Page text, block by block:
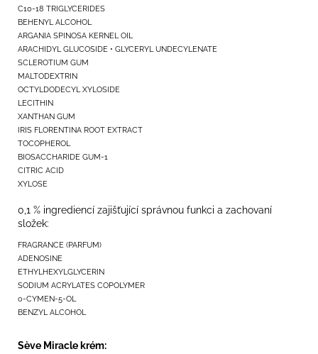
C10-18 TRIGLYCERIDES
BEHENYL ALCOHOL
ARGANIA SPINOSA KERNEL OIL
ARACHIDYL GLUCOSIDE • GLYCERYL UNDECYLENATE
SCLEROTIUM GUM
MALTODEXTRIN
OCTYLDODECYL XYLOSIDE
LECITHIN
XANTHAN GUM
IRIS FLORENTINA ROOT EXTRACT
TOCOPHEROL
BIOSACCHARIDE GUM-1
CITRIC ACID
XYLOSE
0,1 % ingrediencí zajišťující správnou funkci a zachovaní
složek:
FRAGRANCE (PARFUM)
ADENOSINE
ETHYLHEXYLGLYCERIN
SODIUM ACRYLATES COPOLYMER
o-CYMEN-5-OL
BENZYL ALCOHOL
Sève Miracle krém: